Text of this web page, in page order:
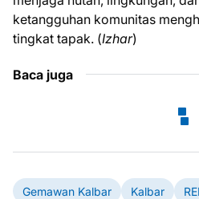
ketangguhan komunitas
tingkat tapak. (Izhar)
Baca juga
Gemawan Kalbar Kalbar